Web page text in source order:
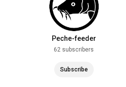
Peche-feeder
62 subscribers
Subscribe